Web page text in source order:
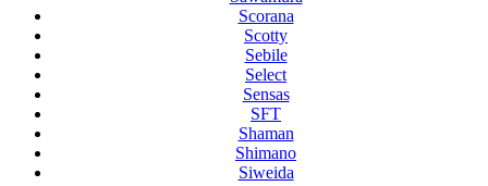
Scorana
Scotty
Sebile
Select
Sensas
SFT
Shaman
Shimano
Siweida